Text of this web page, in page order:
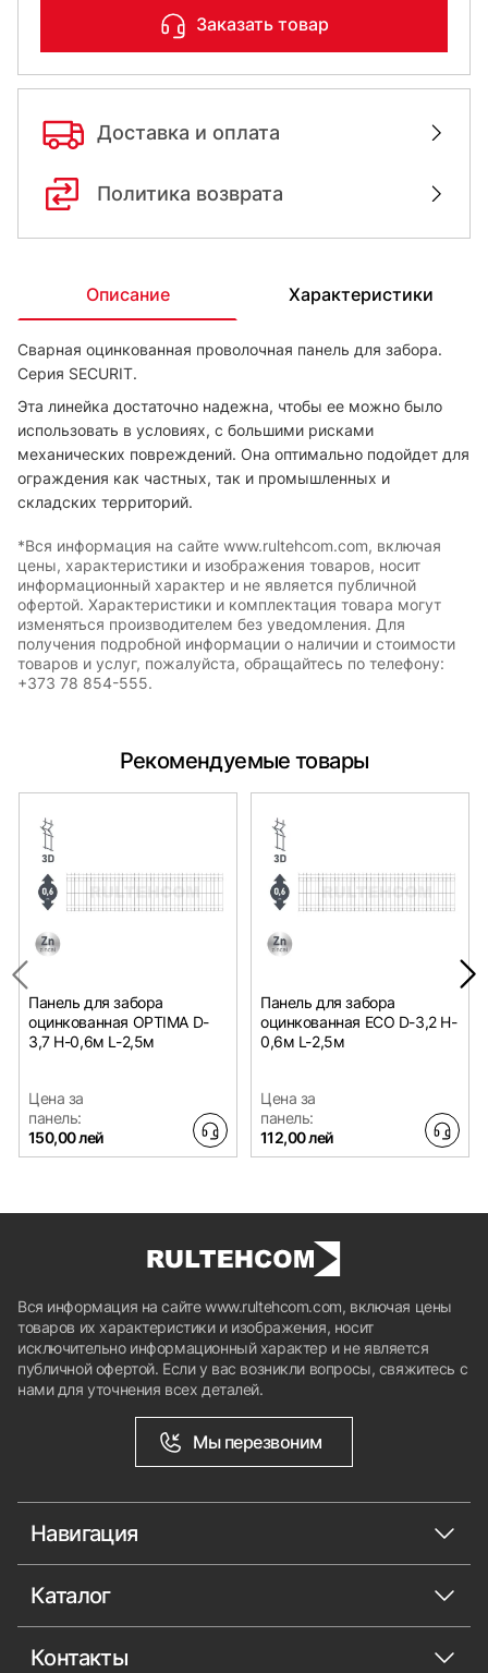
Заказать товар
Доставка и оплата
Политика возврата
Описание Характеристики
Сварная оцинкованная проволочная панель для забора.
Серия SECURIT.
Эта линейка достаточно надежна, чтобы ее можно было
использовать в условиях, с большими рисками
механических повреждений. Она оптимально подойдет для
ограждения как частных, так и промышленных и
складских территорий.
*Вся информация на сайте www.rultehcom.com, включая
цены, характеристики и изображения товаров, носит
информационный характер и не является публичной
офертой. Характеристики и комплектация товара могут
изменяться производителем без уведомления. Для
получения подробной информации о наличии и стоимости
товаров и услуг, пожалуйста, обращайтесь по телефону:
+373 78 854-555.
Рекомендуемые товары
Панель для забора
оцинкованная OPTIMA D-
3,7 H-0,6м L-2,5м
Цена за
панель:
150,00 лей
Панель для забора
оцинкованная ECO D-3,2 H-
0,6м L-2,5м
Цена за
панель:
112,00 лей
Вся информация на сайте www.rultehcom.com, включая цены
товаров их характеристики и изображения, носит
исключительно информационный характер и не является
публичной офертой. Если у вас возникли вопросы, свяжитесь с
нами для уточнения всех деталей.
Мы перезвоним
Навигация
Каталог
Контакты